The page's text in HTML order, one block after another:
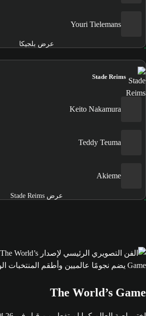
Youri Tielemans
عرض بلجيكا
Stade Reims
Keito Nakamura
Teddy Teuma
Akieme
عرض Stade Reims
The World’s Game